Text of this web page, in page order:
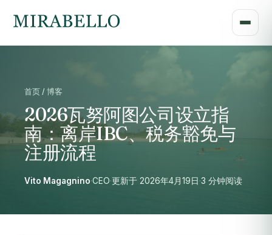
首页 / 博客
2026瓦努阿图公司设立指
南：离岸IBC、税务豁免与
注册流程
Vito Magagnino·CEO·更新于 2026年4月19日·3 分钟阅读